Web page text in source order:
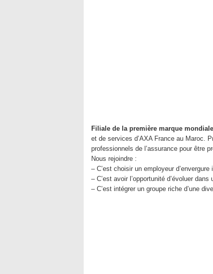
Filiale de la première marque
et de services d’AXA France au Maroc.
professionnels de l’assurance pour être
Nous rejoindre :
– C’est choisir un employeur
– C’est avoir l’opportunité d’évoluer
– C’est intégrer un groupe riche d’une